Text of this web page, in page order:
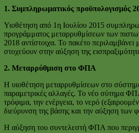
1. Συμπληρωματικός προϋπολογισμός
Υιοθέτηση από 1η Ιουλίου 2015
προγράμματος μεταρρυθμίσεων των
2018 αντίστοιχα. Το πακέτο
στοχεύουν στην αύξηση της
2. Μεταρρύθμιση στο ΦΠΑ
Η υιοθέτηση μεταρρυθμίσεων στο
παραμετρικές αλλαγές. Το νέο σύτημα
τρόφιμα, την ενέργεια, το νερό
διεύρυνση της βάσης και την αύξηση των
Η αύξηση του συντελεστή ΦΠΑ που